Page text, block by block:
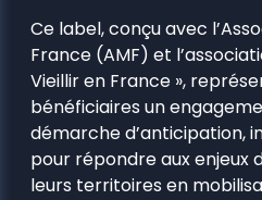
Ce label, conçu avec
France (AMF) et
Vieillir en France »,
bénéficiaires un
démarche d’anticipation,
pour répondre aux enjeux
leurs territoires en